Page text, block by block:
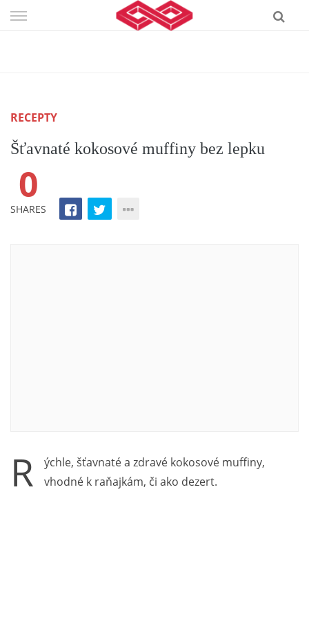
Skip
RECEPTY
Šťavnaté kokosové muffiny bez lepku
0
SHARES
R
ýchle, šťavnaté a zdravé kokosové muffiny,
vhodné k raňajkám, či ako dezert.